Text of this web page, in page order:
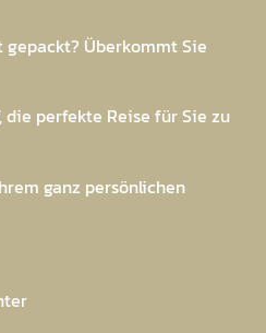
gepackt? Überkommt Sie
perfekte Reise für Sie zu
ganz persönlichen